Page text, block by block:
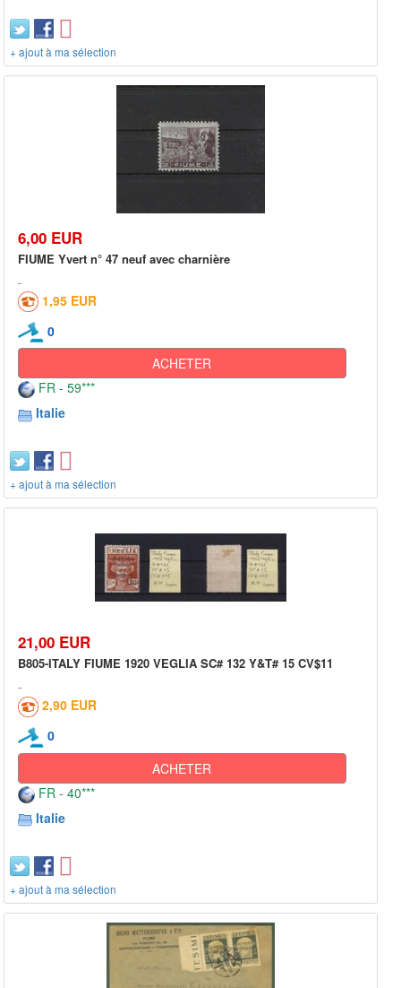
+ ajout à ma sélection
6,00 EUR
FIUME Yvert n° 47 neuf avec charnière
1,95 EUR
0
ACHETER
FR - 59***
Italie
+ ajout à ma sélection
21,00 EUR
B805-ITALY FIUME 1920 VEGLIA SC# 132 Y&T# 15 CV$11
2,90 EUR
0
ACHETER
FR - 40***
Italie
+ ajout à ma sélection